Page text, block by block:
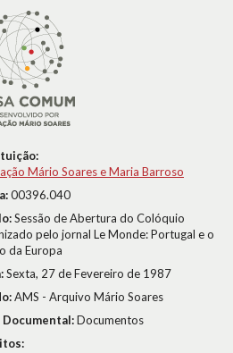
Mário Soares e Maria Barroso
00396.040
Sessão de Abertura do Colóquio
pelo jornal Le Monde: Portugal e o
da Europa
Sexta, 27 de Fevereiro de 1987
AMS - Arquivo Mário Soares
Documental:Documentos